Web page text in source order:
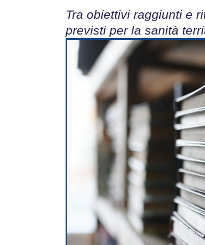
Tra obiettivi raggiunti e
previsti per la sanità